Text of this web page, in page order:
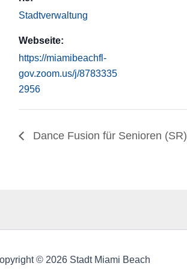
Stadtverwaltung
Webseite:
https://miamibeachfl-
gov.zoom.us/j/8783335
2956
Dance Fusion für Senioren (SR)
© 2026 Stadt Miami Beach